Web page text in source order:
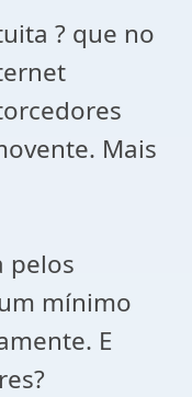
? que no
Mais
pelos
mínimo
E